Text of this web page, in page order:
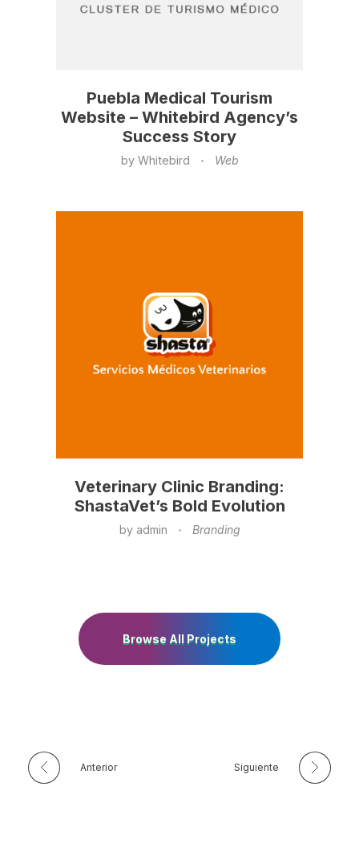
Puebla Medical Tourism
Website – Whitebird Agency’s
Success Story
by Whitebird Web
Veterinary Clinic Branding:
ShastaVet’s Bold Evolution
by admin Branding
Browse All Projects
Anterior Siguiente